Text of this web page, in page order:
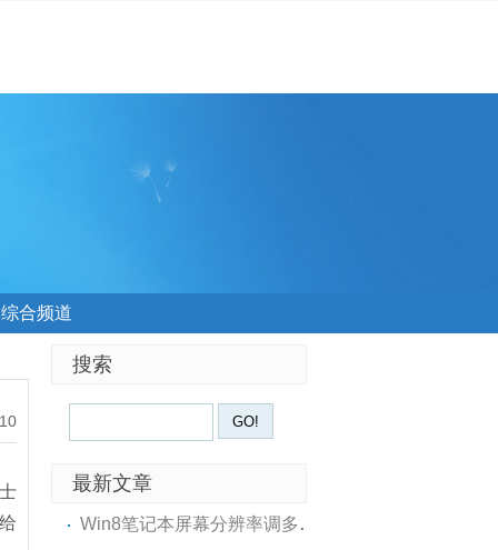
综合频道
搜索
最新文章
Win8笔记本屏幕分辨率调多少..